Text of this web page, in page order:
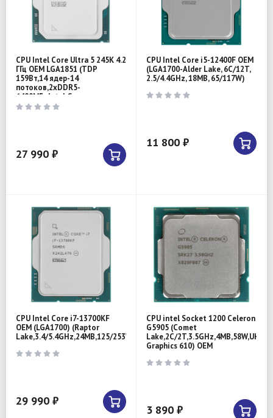
CPU Intel Core Ultra 5 245K 4.2
ГГц OEM LGA1851 (TDP
159Вт,14 ядер-14
потоков,2хDDR5-
6400МГц,Intel G
27 990 ₽
CPU Intel Core i5-12400F OEM
(LGA1700-Alder Lake, 6C/12T,
2.5/4.4GHz, 18MB, 65/117W)
11 800 ₽
CPU Intel Core i7-13700KF
OEM (LGA1700) (Raptor
Lake,3.4/5.4GHz,24MB,125/253W)
29 990 ₽
CPU intel Socket 1200 Celeron
G5905 (Comet
Lake,2C/2T,3.5GHz,4MB,58W,UHD
Graphics 610) OEM
3 890 ₽